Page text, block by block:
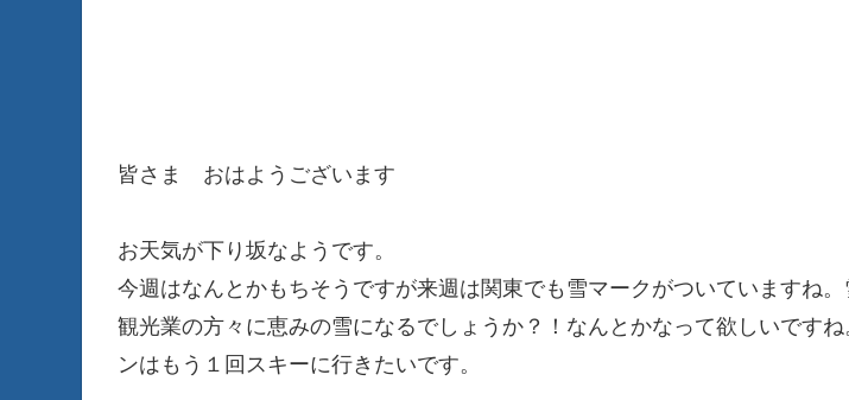
皆さま おはようございます
お天気が下り坂なようです。
今週はなんとかもちそうですが来週は関東でも雪マークがついていますね
観光業の方々に恵みの雪になるでしょうか？！なんとかなって欲しいです
ンはもう１回スキーに行きたいです。